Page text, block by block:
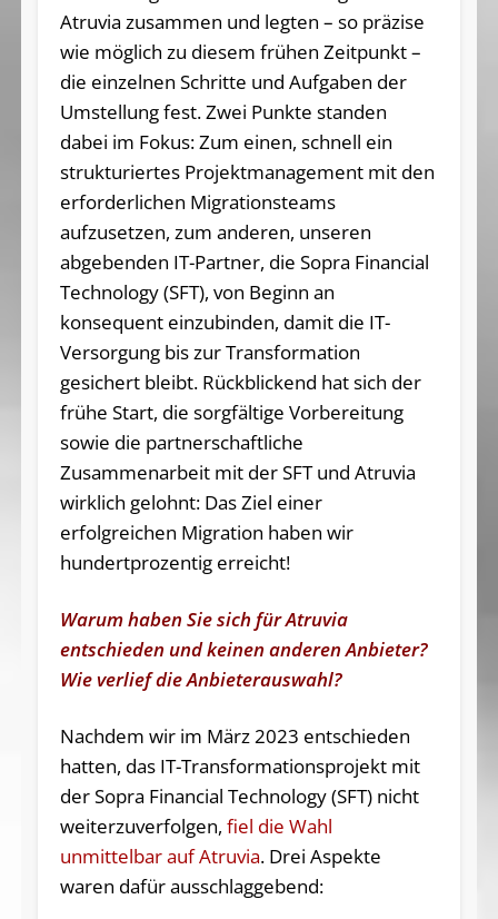
Atruvia zusammen und legten – so präzise
wie möglich zu diesem frühen Zeitpunkt –
die einzelnen Schritte und Aufgaben der
Umstellung fest. Zwei Punkte standen
dabei im Fokus: Zum einen, schnell ein
strukturiertes Projektmanagement mit den
erforderlichen Migrationsteams
aufzusetzen, zum anderen, unseren
abgebenden IT-Partner, die Sopra Financial
Technology (SFT), von Beginn an
konsequent einzubinden, damit die IT-
Versorgung bis zur Transformation
gesichert bleibt. Rückblickend hat sich der
frühe Start, die sorgfältige Vorbereitung
sowie die partnerschaftliche
Zusammenarbeit mit der SFT und Atruvia
wirklich gelohnt: Das Ziel einer
erfolgreichen Migration haben wir
hundertprozentig erreicht!
Warum haben Sie sich für Atruvia
entschieden und keinen anderen Anbieter?
Wie verlief die Anbieterauswahl?
Nachdem wir im März 2023 entschieden
hatten, das IT-Transformationsprojekt mit
der Sopra Financial Technology (SFT) nicht
weiterzuverfolgen, fiel die Wahl
unmittelbar auf Atruvia. Drei Aspekte
waren dafür ausschlaggebend: